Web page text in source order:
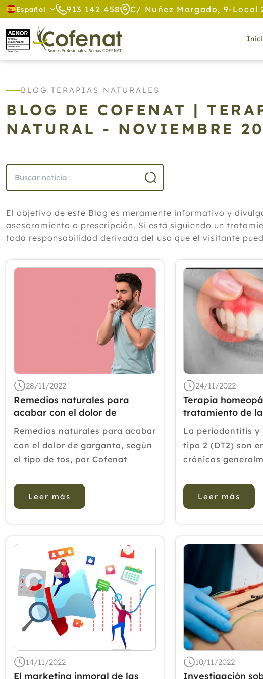
Español 913 142 458 C/ Nuñez Morgado, 9-Local
BLOG TERAPIAS NATURALES
BLOG DE COFENAT |
NATURAL - NOVIEMBRE
El objetivo de este Blog es meramente informativo y
asesoramiento o prescripción. Si está siguiendo un
toda responsabilidad derivada del uso que el visitante
28/11/2022
Remedios naturales para
acabar con el dolor de
garganta
Remedios naturales para acabar
con el dolor de garganta, según
el tipo de tos, por Cofenat
tengamos, en las Terapias
Naturales también encontramos
Profesionale...
Leer más
24/11/2022
Terapia
tratamiento de
crónica
La periodontitis y
tipo 2 (DT2) son
crónicas
convencionales.
este estudio fue
periodontal
personas con pe...
Leer más
14/11/2022
El marketing inmoral de las
10/11/2022
Investigación